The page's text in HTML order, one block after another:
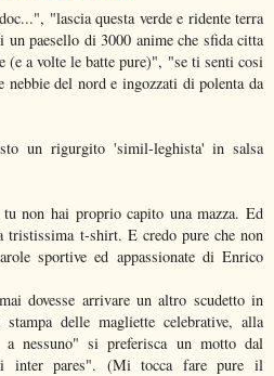
"lascia questa verde e ridente terra
un paesello di 3000 anime che sfida citta
(e a volte le batte pure)", "se ti senti cosi
nebbie del nord e ingozzati di polenta da
un rigurgito 'simil-leghista' in salsa
non hai proprio capito una mazza. Ed
tristissima t-shirt. E credo pure che non
sportive ed appassionate di Enrico
dovesse arrivare un altro scudetto in
delle magliette celebrative, alla
a nessuno" si preferisca un motto dal
inter pares". (Mi tocca fare pure il